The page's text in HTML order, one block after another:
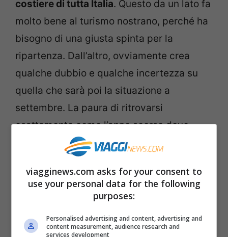
costiere di tutta Italia. Questo da un lato fa
molto bene al turismo nostrano, perché ha
bisogno di una giusta spinta per la
ripartenza. Dall’altro, ovviamente crea
qualche dubbio e qualche incertezza su
quella che sarà poi la situazione a
settembre. La paura di ritrovarsi
esattamente come l’anno scorso dove,
dopo un’estate di relax, senza troppi
pensieri, abbiamo visto nuovamente i
contagi salire è dietro l’angolo.
“domestiche”
viagginews.com asks for your consent to
use your personal data for the following
purposes:
Personalised advertising and content, advertising and
content measurement, audience research and
services development